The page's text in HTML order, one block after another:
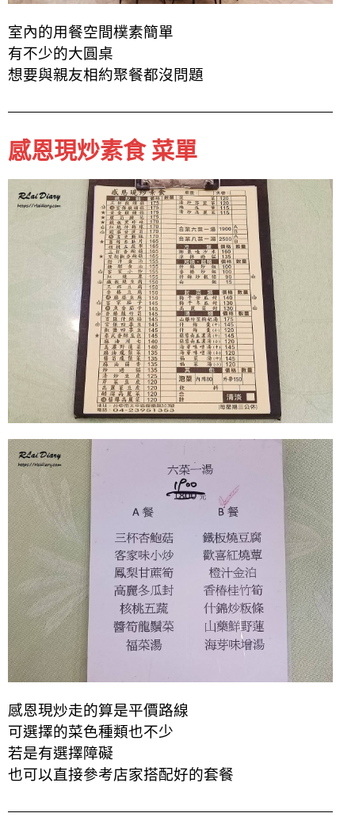
室內的用餐空間樸素簡單
有不少的大圓桌
想要與親友相約聚餐都沒問題
感恩現炒素食 菜單
感恩現炒走的算是平價路線
可選擇的菜色種類也不少
若是有選擇障礙
也可以直接參考店家搭配好的套餐